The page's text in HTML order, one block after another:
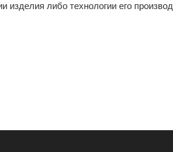
изделия либо технологии его